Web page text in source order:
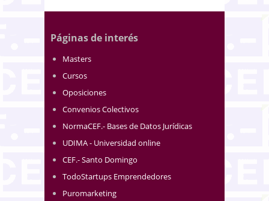
Páginas de interés
Masters
Cursos
Oposiciones
Convenios Colectivos
NormaCEF.- Bases de Datos Jurídicas
UDIMA - Universidad online
CEF.- Santo Domingo
TodoStartups Emprendedores
Puromarketing